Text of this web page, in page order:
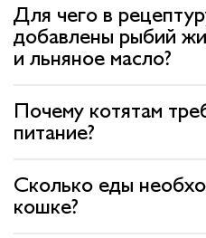
Для чего в
добавлены рыбий
и льняное масло?
Почему котятам
питание?
Сколько еды
кошке?